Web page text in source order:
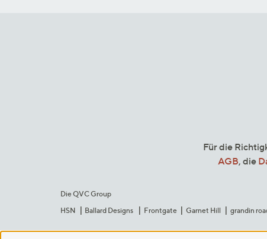
Für die
AGB, die
Die QVC Group
HSN
Ballard Designs Frontgate Garnet Hill grandin